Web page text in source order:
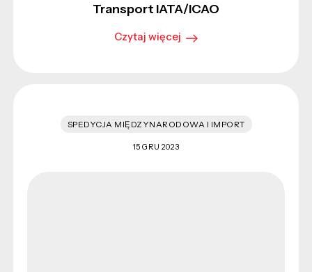
Transport IATA/ICAO
Czytaj więcej
SPEDYCJA MIĘDZYNARODOWA I IMPORT
15 GRU 2023